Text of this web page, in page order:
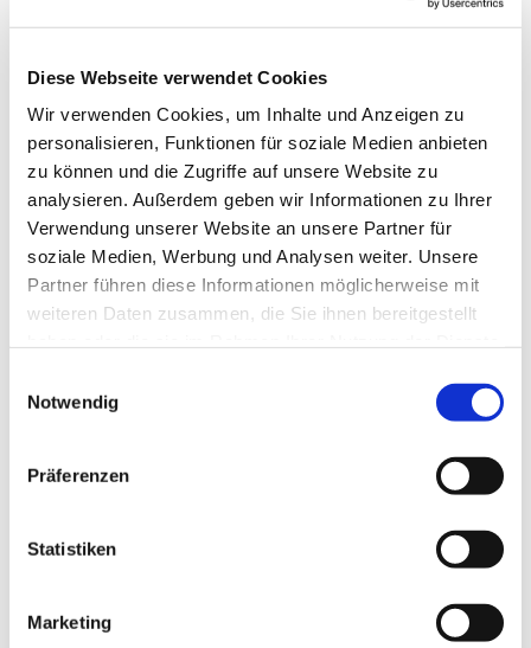
Diese Webseite verwendet Cookies
Wir verwenden Cookies, um Inhalte und Anzeigen zu
personalisieren, Funktionen für soziale Medien anbieten
zu können und die Zugriffe auf unsere Website zu
analysieren. Außerdem geben wir Informationen zu Ihrer
Verwendung unserer Website an unsere Partner für
soziale Medien, Werbung und Analysen weiter. Unsere
Partner führen diese Informationen möglicherweise mit
weiteren Daten zusammen, die Sie ihnen bereitgestellt
Notwendig
Präferenzen
Statistiken
Marketing
Dies könnte Sie auch
interessieren